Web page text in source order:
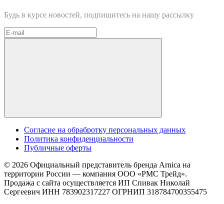
Будь в курсе новостей, подпишитесь на нашу рассылку
Cогласие на обрабротку персональных данных
Политика конфиденциальности
Публичные оферты
© 2026 Официальный представитель бренда Arnica на
территории России — компания OOO «РМС Трейд».
Продажа с сайта осуществляется ИП Спивак Николай
Сергеевич ИНН 783902317227 ОГРНИП 318784700355475